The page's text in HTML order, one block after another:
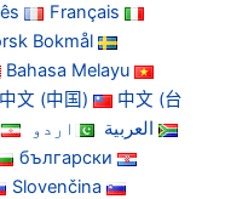
Français
Bokmål
Bahasa Melayu
中文 (中国)
中文 (台
العربية اردو
български
Slovenčina